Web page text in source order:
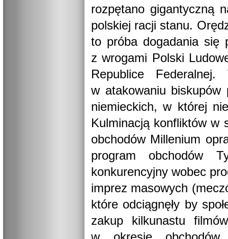
rozpętano gigantyczną
polskiej racji stanu.
to próba dogadania się
z wrogami Polski
Republice
w atakowaniu
niemieckich, w której
Kulminacją konfliktów w
obchodów Millenium
program obchodów
konkurencyjny wobec
imprez masowych
które odciągnęły by
zakup kilkunastu